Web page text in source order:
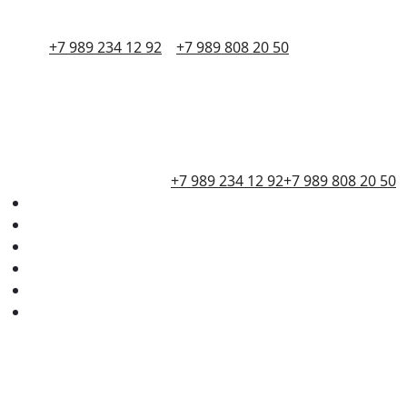
+7 989 234 12 92 +7 989 808 20 50
+7 989 234 12 92+7 989 808 20 50